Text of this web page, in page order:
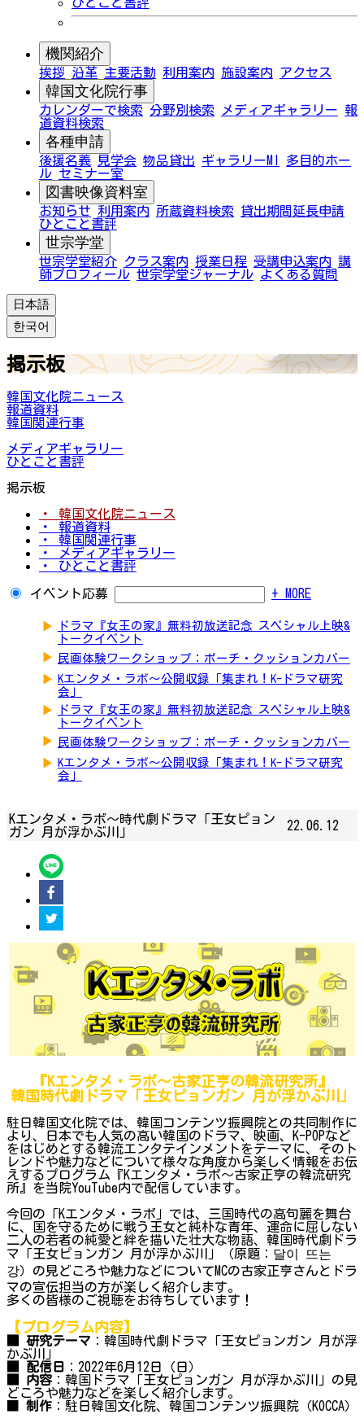
機関紹介
挨拶 沿革 主要活動 利用案内 施設案内 アクセス
韓国文化院行事
カレンダーで検索 分野別検索 メディアギャラリー 報
道資料検索
各種申請
後援名義 見学会 物品貸出 ギャラリーMI
多目的ホー
ル セミナー室
図書映像資料室
お知らせ 利用案内 所蔵資料検索
貸出期間延長申請
ひとこと書評
世宗学堂
世宗学堂紹介 クラス案内 授業日程 受講申込案内 講
師プロフィール 世宗学堂ジャーナル よくある質問
日本語
한국어
掲示板
韓国文化院ニュース
報道資料
韓国関連行事
メディアギャラリー
ひとこと書評
掲示板
・ 韓国文化院ニュース
・ 報道資料
・ 韓国関連行事
・ メディアギャラリー
・ ひとこと書評
イベント応募 + MORE
▶
ドラマ『女王の家』無料初放送記念 スペシャル上映&
トークイベント
▶ 民画体験ワークショップ：ポーチ・クッションカバー
▶ Kエンタメ・ラボ～公開収録「集まれ！K-ドラマ研究
会」
▶
ドラマ『女王の家』無料初放送記念 スペシャル上映&
トークイベント
▶ 民画体験ワークショップ：ポーチ・クッションカバー
▶ Kエンタメ・ラボ～公開収録「集まれ！K-ドラマ研究
会」
Kエンタメ・ラボ～時代劇ドラマ「王女ピョン
ガン 月が浮かぶ川」
22.06.12
『Kエンタメ・ラボ～古家正亨の韓流研究所』
韓国時代劇ドラマ「王女ピョンガン 月が浮かぶ川」
駐日韓国文化院では、韓国コンテンツ振興院との共同制作に
より、日本でも人気の高い韓国のドラマ、映画、K-POPなど
をはじめとする韓流エンタテインメントをテーマに、そのト
レンドや魅力などについて様々な角度から楽しく情報をお伝
えするプログラム『Kエンタメ・ラボ～古家正亨の韓流研究
所』を当院YouTube内で配信しています。
今回の「Kエンタメ・ラボ」では、三国時代の高句麗を舞台
に、国を守るために戦う王女と純朴な青年、運命に屈しない
二人の若者の純愛と絆を描いた壮大な物語、韓国時代劇ドラ
マ「王女ピョンガン 月が浮かぶ川」（原題：달이 뜨는
강）の見どころや魅力などについてMCの古家正亨さんとドラ
マの宣伝担当の方が楽しく紹介します。
多くの皆様のご視聴をお待ちしています！
【プログラム内容】
■ 研究テーマ ：韓国時代劇ドラマ「王女ピョンガン 月が浮
かぶ川」
■ 配信日
：2022年6月12日（日）
■ 内容 ：韓国ドラマ「王女ピョンガン 月が浮かぶ川」の見
どころや魅力などを楽しく紹介します。
制作 ：駐日韓国文化院、韓国コンテンツ振興院（KOCCA）